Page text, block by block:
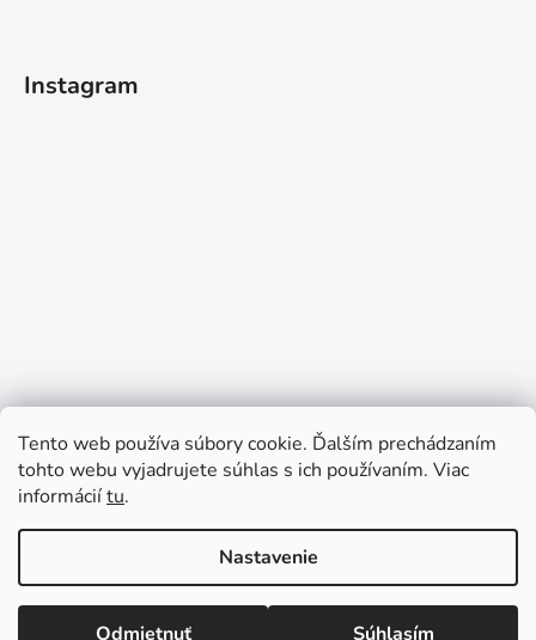
Tento web používa súbory cookie. Ďalším prechádzaním
tohto webu vyjadrujete súhlas s ich používaním. Viac
informáciítu.
Nastavenie
Odmietnuť Súhlasím
Instagram
Vytvoril Shoptet